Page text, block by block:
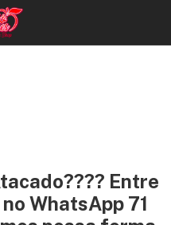
Entre
WhatsApp 71